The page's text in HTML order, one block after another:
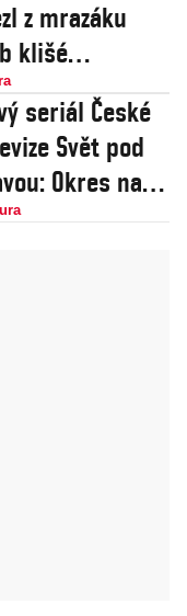
z mrazáku
klišé
a
v ČT
seriál České
Svět pod
Okres na
dnešní